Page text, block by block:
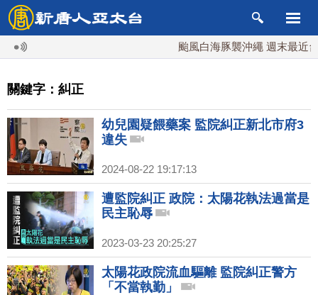
颱風白海豚襲沖繩 週末最近台
關鍵字：糾正
幼兒園疑餵藥案 監院糾正新北市府3
違失
2024-08-22 19:17:13
遭監院糾正 政院：太陽花執法過當是
民主恥辱
2023-03-23 20:25:27
太陽花政院流血驅離 監院糾正警方
「不當執勤」